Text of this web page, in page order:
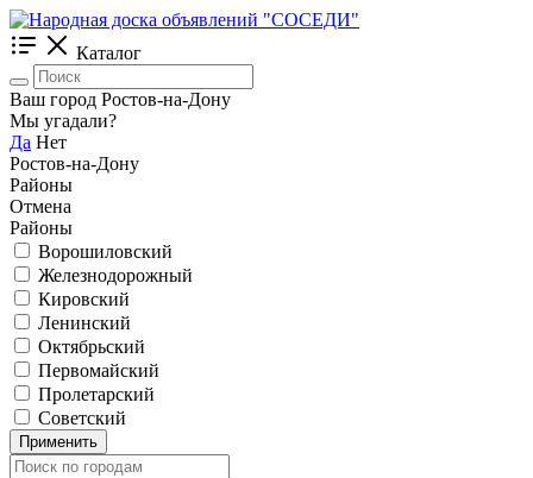
Каталог
Ваш город Ростов-на-Дону
Мы угадали?
Да Нет
Ростов-на-Дону
Районы
Отмена
Районы
Ворошиловский
Железнодорожный
Кировский
Ленинский
Октябрьский
Первомайский
Пролетарский
Советский
Применить